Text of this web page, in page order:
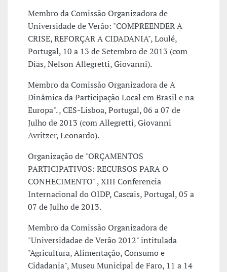
Membro da Comissão Organizadora de
Universidade de Verão: "COMPREENDER A
CRISE, REFORÇAR A CIDADANIA", Loulé,
Portugal, 10 a 13 de Setembro de 2013 (com
Dias, Nelson Allegretti, Giovanni).
Membro da Comissão Organizadora de A
Dinâmica da Participação Local em Brasil e na
Europa". , CES-Lisboa, Portugal, 06 a 07 de
Julho de 2013 (com Allegretti, Giovanni
Avritzer, Leonardo).
Organização de "ORÇAMENTOS
PARTICIPATIVOS: RECURSOS PARA O
CONHECIMENTO" , XIII Conferencia
Internacional do OIDP, Cascais, Portugal, 05 a
07 de Julho de 2013.
Membro da Comissão Organizadora de
"Universidadae de Verão 2012" intitulada
"Agricultura, Alimentação, Consumo e
Cidadania", Museu Municipal de Faro, 11 a 14